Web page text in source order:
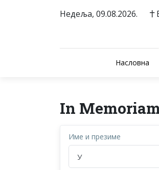
Недеља, 09.08.2026.
Насловна
In
Име и презиме